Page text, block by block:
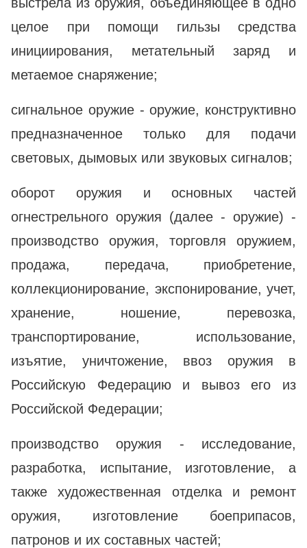
целое при помощи гильзы средства
инициирования, метательный заряд и
метаемое снаряжение;
сигнальное оружие - оружие, конструктивно
предназначенное только для подачи
световых, дымовых или звуковых сигналов;
оборот оружия и основных частей
огнестрельного оружия (далее - оружие) -
производство оружия, торговля оружием,
продажа, передача, приобретение,
коллекционирование, экспонирование, учет,
хранение, ношение, перевозка,
транспортирование, использование,
изъятие, уничтожение, ввоз оружия в
Российскую Федерацию и вывоз его из
Российской Федерации;
производство оружия - исследование,
разработка, испытание, изготовление, а
также художественная отделка и ремонт
оружия, изготовление боеприпасов,
патронов и их составных частей;